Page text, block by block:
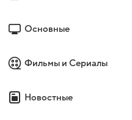
Основные
Фильмы и Сериалы
Новостные